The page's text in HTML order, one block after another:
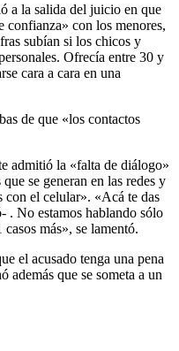
a la salida del juicio en que
confianza» con los menores,
subían si los chicos y
Ofrecía entre 30 y
cara a cara en una
de que «los contactos
admitió la «falta de diálogo»
se generan en las redes y
con el celular». «Acá te das
. No estamos hablando sólo
más», se lamentó.
el acusado tenga una pena
además que se someta a un